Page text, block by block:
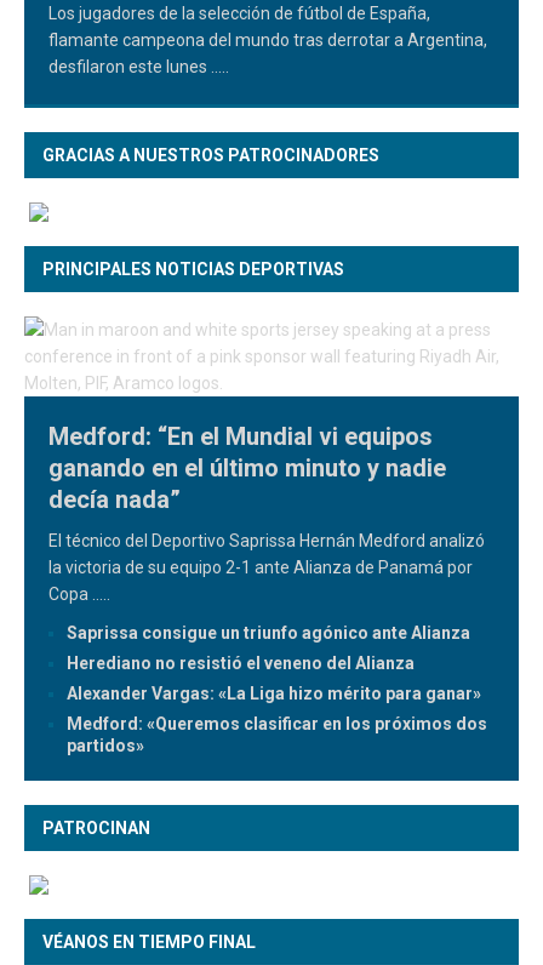
Los jugadores de la selección de fútbol de España,
flamante campeona del mundo tras derrotar a Argentina,
desfilaron este lunes
GRACIAS A NUESTROS PATROCINADORES
PRINCIPALES NOTICIAS DEPORTIVAS
Medford: “En el Mundial vi equipos
ganando en el último minuto y nadie
decía nada”
El técnico del Deportivo Saprissa Hernán Medford analizó
la victoria de su equipo 2-1 ante Alianza de Panamá por
Copa
Saprissa consigue un triunfo agónico ante Alianza
Herediano no resistió el veneno del Alianza
Alexander Vargas: «La Liga hizo mérito para ganar»
Medford: «Queremos clasificar en los próximos dos
partidos»
PATROCINAN
VÉANOS EN TIEMPO FINAL